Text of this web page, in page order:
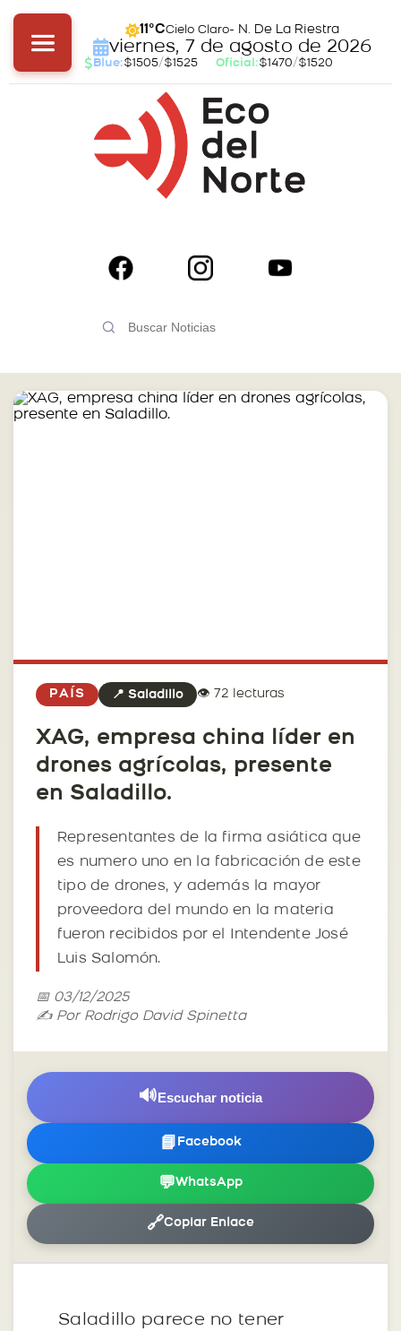
11°CCielo Claro- N. De La Riestra
viernes, 7 de agosto de 2026
Blue:$1505/$1525 Oficial:$1470/$1520
PAÍS 📍 Saladillo 👁️ 72 lecturas
XAG, empresa china líder en
drones agrícolas, presente
en Saladillo.
Representantes de la firma asiática que
es numero uno en la fabricación de este
tipo de drones, y además la mayor
proveedora del mundo en la materia
fueron recibidos por el Intendente José
Luis Salomón.
📅 03/12/2025
✍️ Por Rodrigo David Spinetta
🔊Escuchar noticia
📘 Facebook
💬WhatsApp
🔗Copiar Enlace
Saladillo parece no tener